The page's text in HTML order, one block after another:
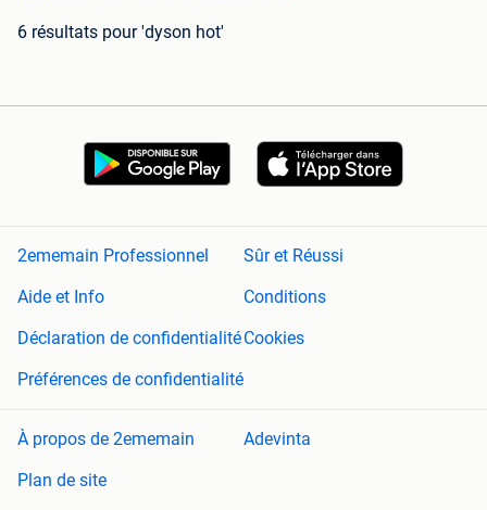
6 résultats pour 'dyson hot'
2ememain Professionnel
Sûr et Réussi
Aide et Info
Conditions
Déclaration de confidentialitéCookies
Préférences de confidentialité
À propos de 2ememain
Adevinta
Plan de site